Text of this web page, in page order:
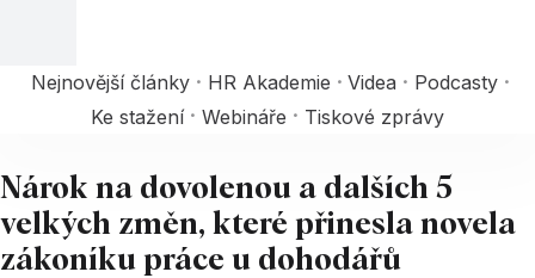
Nejnovější články HR Akademie Videa
Podcasty
Ke stažení
Webináře Tiskové zprávy
Nárok na dovolenou a dalších 5
velkých změn, které přinesla novela
zákoníku práce u dohodářů